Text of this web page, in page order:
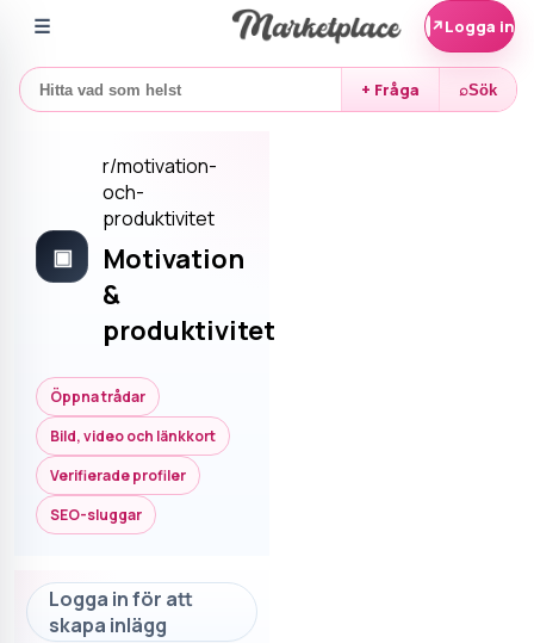
☰
+ Fråga ⌕Sök
↗Logga in
▣
r/motivation-
och-
produktivitet
Motivation
&
produktivitet
Öppna trådar
Bild, video och länkkort
Verifierade profiler
SEO-sluggar
Logga in för att
skapa inlägg